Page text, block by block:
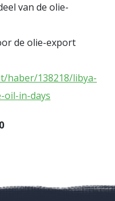
van de olie-
de olie-export
haber/138218/libya-
oil-in-days
0